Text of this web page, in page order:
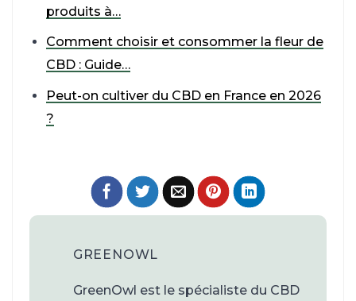
produits à…
Comment choisir et consommer la fleur de
CBD : Guide…
Peut-on cultiver du CBD en France en 2026
?
GREENOWL
GreenOwl est le spécialiste du CBD